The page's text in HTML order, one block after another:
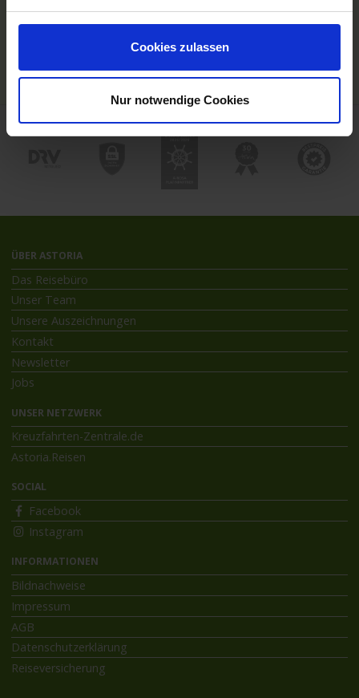
Cookies zulassen
Nur notwendige Cookies
Flussreisen mit An- und Abreise
Deutschsprachiger Gästeservice
Last Minute Flusskreuzfahrten
Kreuzfahrthäfen
ÜBER ASTORIA
Das Reisebüro
Unser Team
Unsere Auszeichnungen
Kontakt
Newsletter
Jobs
UNSER NETZWERK
Kreuzfahrten-Zentrale.de
Astoria.Reisen
SOCIAL
Facebook
Instagram
INFORMATIONEN
Bildnachweise
Impressum
AGB
Datenschutzerklärung
Reiseversicherung